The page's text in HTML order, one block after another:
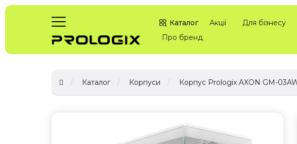
Каталог Акції
Для бізнесу
Про бренд
Каталог Корпуси Корпус Prologix AXON GM-